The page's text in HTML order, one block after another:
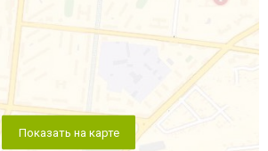
Показать на карте